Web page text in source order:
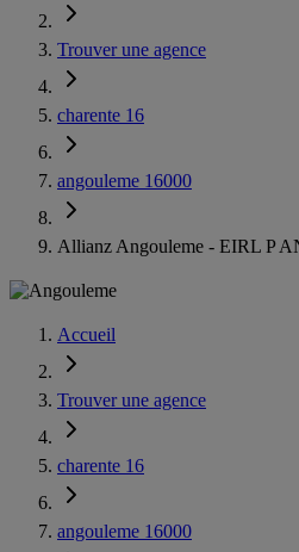
Trouver une agence
charente 16
angouleme 16000
Allianz Angouleme - EIRL P
Accueil
Trouver une agence
charente 16
angouleme 16000